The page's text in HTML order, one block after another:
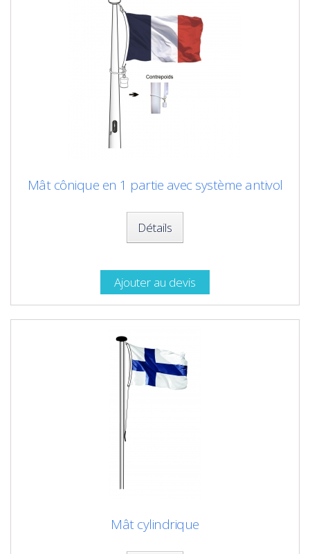
Mât cônique en 1 partie avec système antivol
Détails
Ajouter au devis
Mât cylindrique